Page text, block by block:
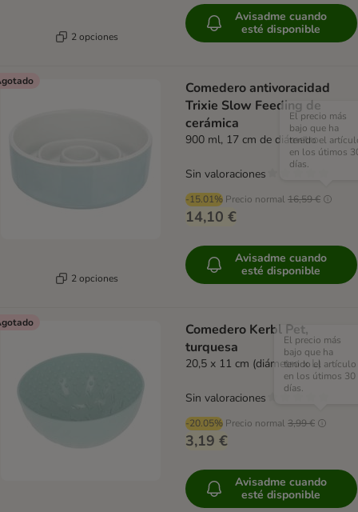
2 opciones
Avisadme cuando
esté disponible
2 opciones
Comedero antivoracidad
Trixie Slow Feeding de
cerámica
900 ml, 17 cm de diámetro
-15.01% Precio normal 16,59 €
El precio más
bajo que ha
tenido el
en los útimos
días.
14,10 €
Sin valoraciones
Avisadme cuando
esté disponible
Comedero Kerbl Pet,
turquesa
20,5 x 11 cm (diámetro x L)
-20.05% Precio normal 3,99 €
El precio más
bajo que ha
tenido el artículo
en los útimos 30
días.
3,19 €
Sin valoraciones
Avisadme cuando
esté disponible